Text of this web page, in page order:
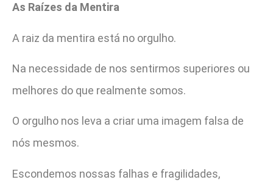
As Raízes da Mentira
A raiz da mentira está no orgulho.
Na necessidade de nos sentirmos superiores ou
melhores do que realmente somos.
O orgulho nos leva a criar uma imagem falsa de
nós mesmos.
Escondemos nossas falhas e fragilidades,